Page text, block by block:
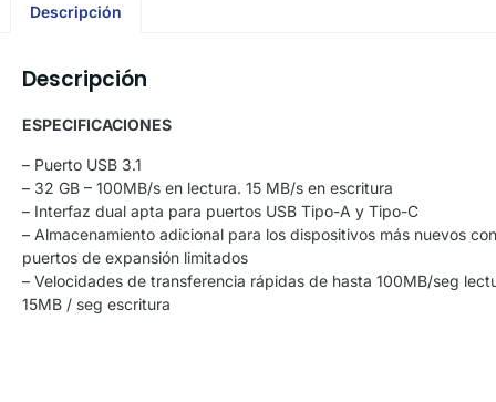
Descripción
Descripción
ESPECIFICACIONES
– Puerto USB 3.1
– 32 GB – 100MB/s en lectura. 15 MB/s en escritura
– Interfaz dual apta para puertos USB Tipo-A y Tipo-C
– Almacenamiento adicional para los dispositivos más nuevos con
puertos de expansión limitados
– Velocidades de transferencia rápidas de hasta 100MB/seg
15MB / seg escritura